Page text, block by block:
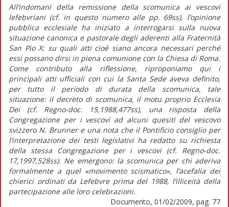
All’indomani della remissione della scomunica ai vescovi
lefebvriani (cf. in questo numero alle pp. 69ss), l’opinione
pubblica ecclesiale ha iniziato a interrogarsi sulla nuova
situazione canonica e pastorale degli aderenti alla Fraternità
San Pio X: su quali atti cioè siano ancora necessari perché
essi possano dirsi in piena comunione con la Chiesa di Roma.
Come contributo alla riflessione, riproponiamo qui i
principali atti ufficiali con cui la Santa Sede aveva definito,
per tutto il periodo di durata della scomunica, tale
situazione: il decreto di scomunica, il motu proprio Ecclesia
Dei (cf. Regno-doc. 15,1988,477ss), una risposta della
Congregazione per i vescovi ad alcuni quesiti del vescovo
svizzero N. Brunner e una nota che il Pontificio consiglio per
l’interpretazione dei testi legislativi ha redatto su richiesta
della stessa Congregazione per i vescovi (cf. Regno-doc.
17,1997,528ss). Ne emergono: la scomunica per chi aderiva
formalmente a quel «movimento scismatico», l’acefalia dei
chierici ordinati da Lefebvre prima del 1988, l’illiceità della
partecipazione alle loro celebrazioni.
Documento, 01/02/2009, pag. 77